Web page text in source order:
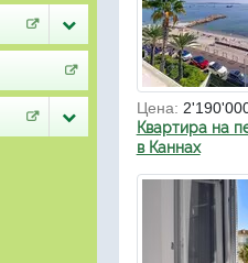
Цена:
Квартира на
в Каннах